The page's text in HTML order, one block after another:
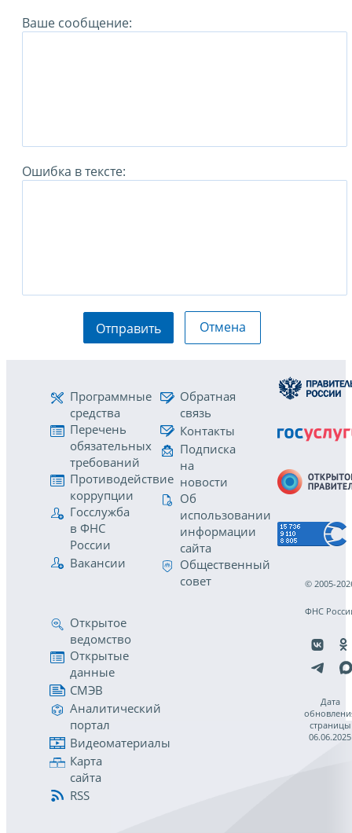
Ваше сообщение:
Ошибка в тексте:
Отправить Отмена
Программные
средства
Перечень
обязательных
требований
Противодействие
коррупции
Госслужба
в ФНС
России
Вакансии
Обратная
связь
Контакты
Подписка
на
новости
Об
использовании
информации
сайта
Общественный
совет
Открытое
ведомство
Открытые
данные
СМЭВ
Аналитический
портал
Видеоматериалы
Карта
сайта
RSS
© 2005-
ФНС
Дата
страницы
06.06.2025